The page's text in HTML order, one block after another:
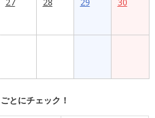
とにチェック！